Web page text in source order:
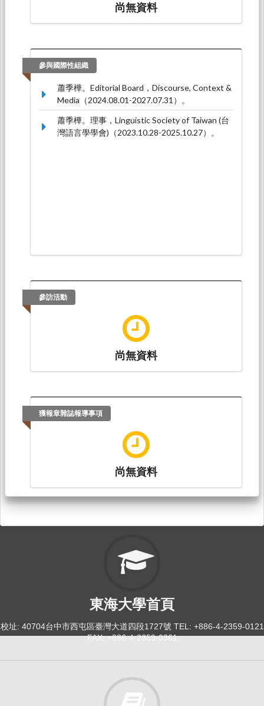
尚無資料
參與國際性組織
蕭季樺。Editorial Board，Discourse, Context &
Media（2024.08.01-2027.07.31）。
蕭季樺。理事，Linguistic Society of Taiwan (台
灣語言學學會)（2023.10.28-2025.10.27）。
參訪活動
尚無資料
獲報章雜誌報導事項
尚無資料
東海大學首頁
校址: 40704台中市西屯區臺灣大道四段1727號 TEL: +886-4-2359-0121
FAX: +886-4-2359-0361